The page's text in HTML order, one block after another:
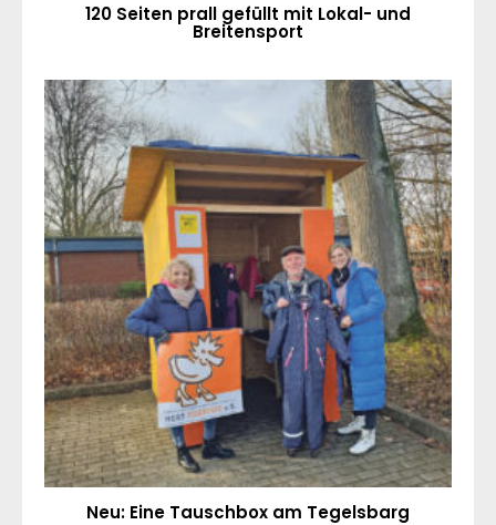
120 Seiten prall gefüllt mit Lokal- und
Breitensport
Neu: Eine Tauschbox am Tegelsbarg